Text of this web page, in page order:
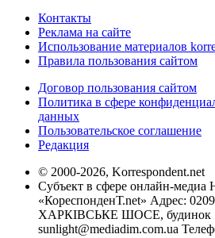
Контакты
Реклама на сайте
Использование материалов
Правила пользования сайтом
Договор пользования сайтом
Политика в сфере
данных
Пользовательское соглашение
Редакция
© 2000-2026, Korrespondent.net
Субъект в сфере онлайн-медиа
«КореспонденТ.net» Адрес:
ХАРКІВСЬКЕ ШОСЕ, будинок
sunlight@mediadim.com.ua